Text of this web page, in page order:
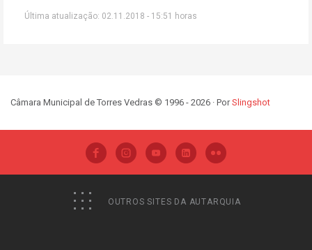
Última atualização: 02.11.2018 - 15:51 horas
Câmara Municipal de Torres Vedras © 1996 - 2026 · PorSlingshot
OUTROS SITES DA AUTARQUIA